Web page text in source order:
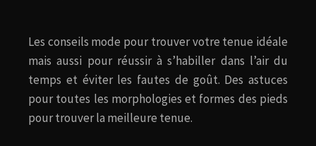
Les conseils mode pour trouver votre tenue idéale
mais aussi pour réussir à s’habiller dans l’air du
temps et éviter les fautes de goût. Des astuces
pour toutes les morphologies et formes des pieds
pour trouver la meilleure tenue.